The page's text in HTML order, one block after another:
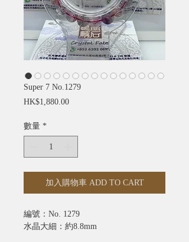
Super 7 No.1279
HK$1,880.00價
數量 *
加入購物車 ADD TO CART
編號：No. 1279
水晶大細：約8.8mm